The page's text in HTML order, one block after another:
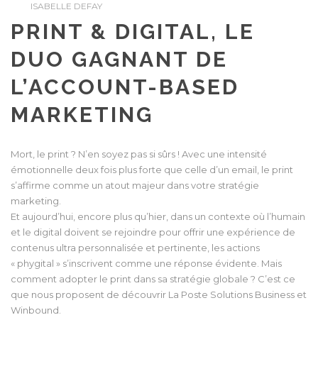
ISABELLE DEFAY
PRINT & DIGITAL, LE
DUO GAGNANT DE
L’ACCOUNT-BASED
MARKETING
Mort, le print ? N’en soyez pas si sûrs ! Avec une intensité
émotionnelle deux fois plus forte que celle d’un email, le print
s’affirme comme un atout majeur dans votre stratégie
marketing.
Et aujourd’hui, encore plus qu’hier, dans un contexte où l’humain
et le digital doivent se rejoindre pour offrir une expérience de
contenus ultra personnalisée et pertinente, les actions
« phygital » s’inscrivent comme une réponse évidente. Mais
comment adopter le print dans sa stratégie globale ? C’est ce
que nous proposent de découvrir La Poste Solutions Business et
Winbound.